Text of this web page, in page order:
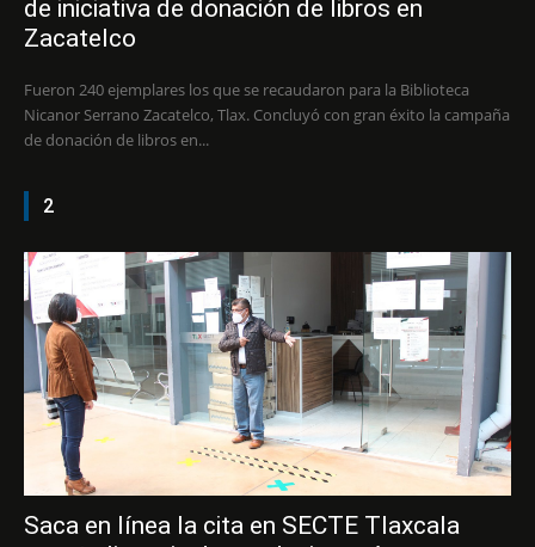
de iniciativa de donación de libros en
Zacatelco
Fueron 240 ejemplares los que se recaudaron para la Biblioteca
Nicanor Serrano Zacatelco, Tlax. Concluyó con gran éxito la campaña
de donación de libros en...
2
Saca en línea la cita en SECTE Tlaxcala